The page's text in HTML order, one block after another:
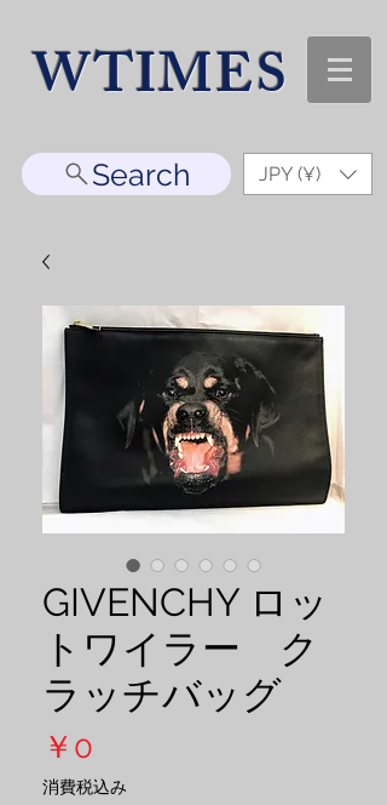
WTIMES
Search JPY (¥)
GIVENCHY ロッ
トワイラー ク
ラッチバッグ
￥0
格
消費税込み